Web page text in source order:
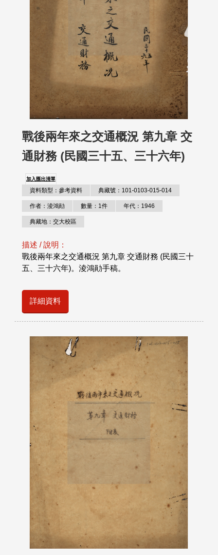
戰後兩年來之交通概況 第九章 交
通財務 (民國三十五、三十六年)
加入匯出清單
資料類型：參考資料 典藏號：101-0103-015-014
作者：淩鴻勛 數量：1件 年代：1946
典藏地：交大校區
描述 / 說明：
戰後兩年來之交通概況 第九章 交通財務 (民國三十
五、三十六年)。淩鴻勛手稿。
詳細資料